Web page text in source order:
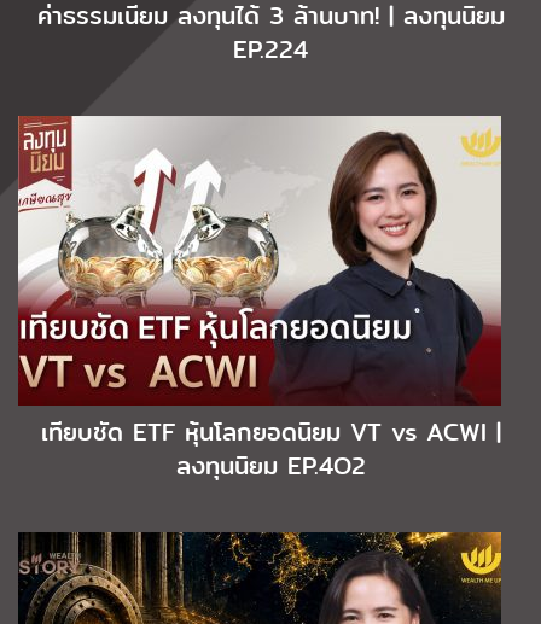
ค่าธรรมเนียม ลงทุนได้ 3 ล้านบาท! | ลงทุนนิยม
EP.224
เทียบชัด ETF หุ้นโลกยอดนิยม VT vs ACWI |
ลงทุนนิยม EP.4O2